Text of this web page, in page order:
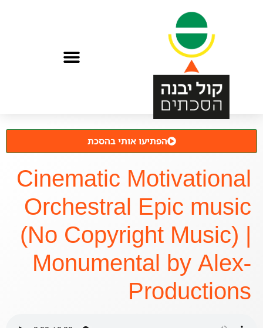
הפתיעו אותי בהסכת
Cinematic Motivational
Orchestral Epic music
(No Copyright Music) |
Monumental by Alex-
Productions